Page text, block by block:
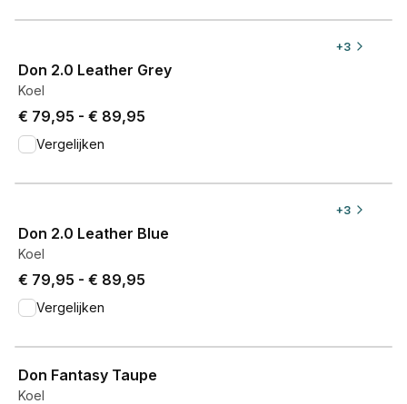
+3
Don 2.0 Leather Grey
Koel
Price from € 79,95 to € 89,95.
€ 79,95 - € 89,95
Vergelijken
+3
Don 2.0 Leather Blue
Koel
Price from € 79,95 to € 89,95.
€ 79,95 - € 89,95
Vergelijken
Don Fantasy Taupe
Koel